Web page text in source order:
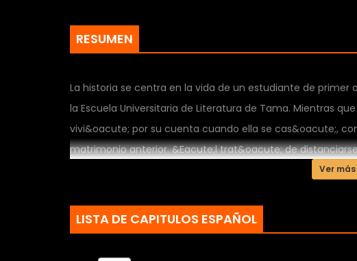
RESUMEN
La historia se centra en la vida de un estudiante de
la Escuela Universitaria de Literatura de Tama. Mientras
vivi&oacute; por su cuenta cuando ella se cas&oacute;,
matrimonio anterior. &Eacute;l trat&oacute; de
se traslado a vivir por su cuenta. Alrededor de 3
esposo sufrio un incidente y ahora estan
Ver más
LISTA DE CAPITULOS ESPAÑOL